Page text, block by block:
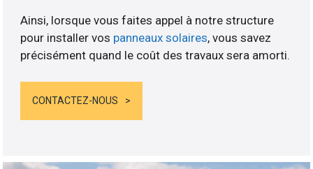
Ainsi, lorsque vous faites appel à notre structure
pour installer vos panneaux solaires, vous savez
précisément quand le coût des travaux sera amorti.
CONTACTEZ-NOUS